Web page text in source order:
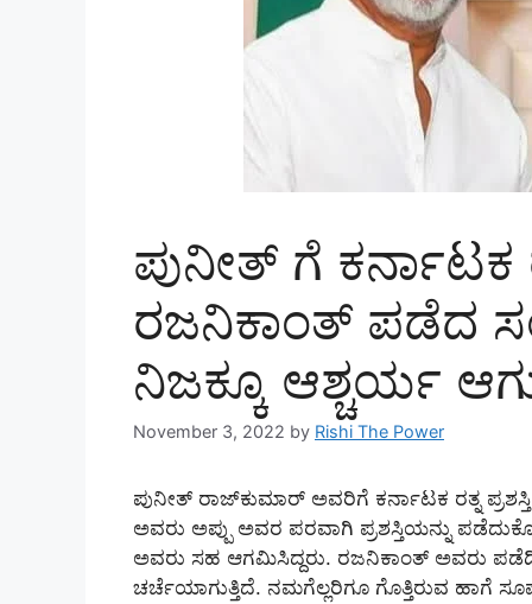
ಪುನೀತ್ ಗೆ ಕರ್ನಾಟಕ
ರಜನಿಕಾಂತ್ ಪಡೆದ
ನಿಜಕ್ಕೂ ಆಶ್ಚರ್ಯ
November 3, 2022 by Rishi The Power
ಪುನೀತ್ ರಾಜ್‌ಕುಮಾರ್ ಅವರಿಗೆ ಕರ್ನಾಟಕ ರತ್ನ
ಅವರು ಅಪ್ಪು ಅವರ ಪರವಾಗಿ ಪ್ರಶಸ್ತಿಯನ್ನು
ಅವರು ಸಹ ಆಗಮಿಸಿದ್ದರು. ರಜನಿಕಾಂತ್ ಅವರು
ಚರ್ಚೆಯಾಗುತ್ತಿದೆ. ನಮಗೆಲ್ಲರಿಗೂ ಗೊತ್ತಿರುವ ಹಾಗೆ